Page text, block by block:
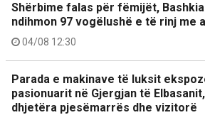
Shërbime falas për fëmijët,
ndihmon 97 vogëlushë e të rinj me
04/08 12:30
Parada e makinave të luksit
pasionuarit në Gjergjan të
dhjetëra pjesëmarrës dhe vizitorë